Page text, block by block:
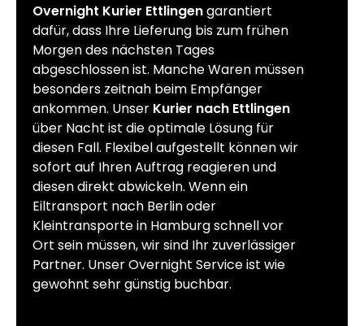
Overnight Kurier Ettlingengarantiert
dafür, dass Ihre Lieferung bis zum frühen
Morgen des nächsten Tages
abgeschlossen ist. Manche Waren müssen
besonders zeitnah beim Empfänger
ankommen. Unser Kurier nach Ettlingen
über Nacht ist die optimale Lösung für
diesen Fall. Flexibel aufgestellt können wir
sofort auf Ihren Auftrag reagieren und
diesen direkt abwickeln. Wenn ein
Eiltransport nach Berlin oder
Kleintransporte in Hamburg schnell vor
Ort sein müssen, wir sind Ihr zuverlässiger
Partner. Unser Overnight Service ist wie
gewohnt sehr günstig buchbar.